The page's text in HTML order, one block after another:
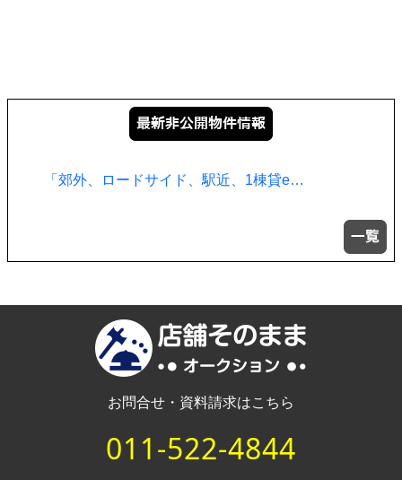
「郊外、ロードサイド、駅近、1棟貸e…
お問合せ・資料請求はこちら
011-522-4844